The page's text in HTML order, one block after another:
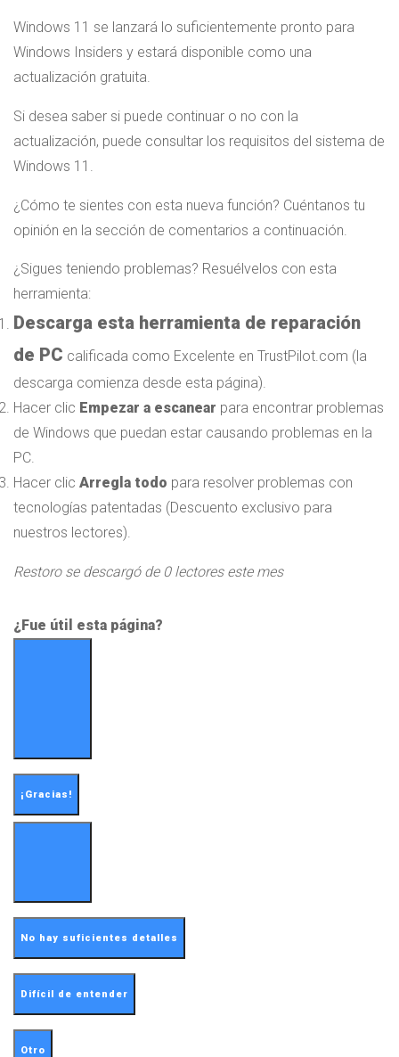
Windows 11 se lanzará lo suficientemente pronto para
Windows Insiders y estará disponible como una
actualización gratuita.
Si desea saber si puede continuar o no con la
actualización, puede consultar los requisitos del sistema de
Windows 11.
¿Cómo te sientes con esta nueva función? Cuéntanos tu
opinión en la sección de comentarios a continuación.
¿Sigues teniendo problemas? Resuélvelos con esta
herramienta:
Descarga esta herramienta de reparación
de PC calificada como Excelente en TrustPilot.com (la
descarga comienza desde esta página).
Hacer clic Empezar a escanear para encontrar problemas
de Windows que puedan estar causando problemas en la
PC.
Hacer clic Arregla todo para resolver problemas con
tecnologías patentadas (Descuento exclusivo para
nuestros lectores).
Restoro se descargó de 0lectores este mes
¿Fue útil esta página?
¡Gracias!
No hay suficientes detalles
Difícil de entender
Otro